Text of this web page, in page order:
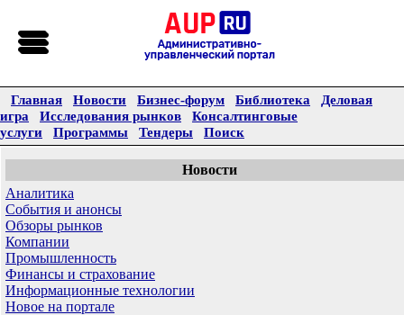
Главная Новости Бизнес-форум Библиотека
Деловая
игра
Исследования рынков
Консалтинговые
услуги
Программы Тендеры Поиск
Новости
Аналитика
События и анонсы
Обзоры рынков
Компании
Промышленность
Финансы и страхование
Информационные технологии
Новое на портале